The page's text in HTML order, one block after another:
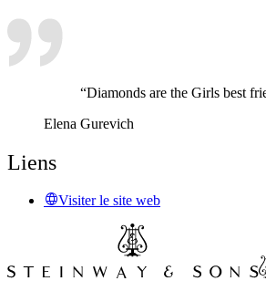
“Diamonds are the Girls best
Elena Gurevich
Liens
Visiter le site web